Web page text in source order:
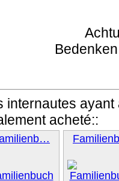
internautes
acheté::